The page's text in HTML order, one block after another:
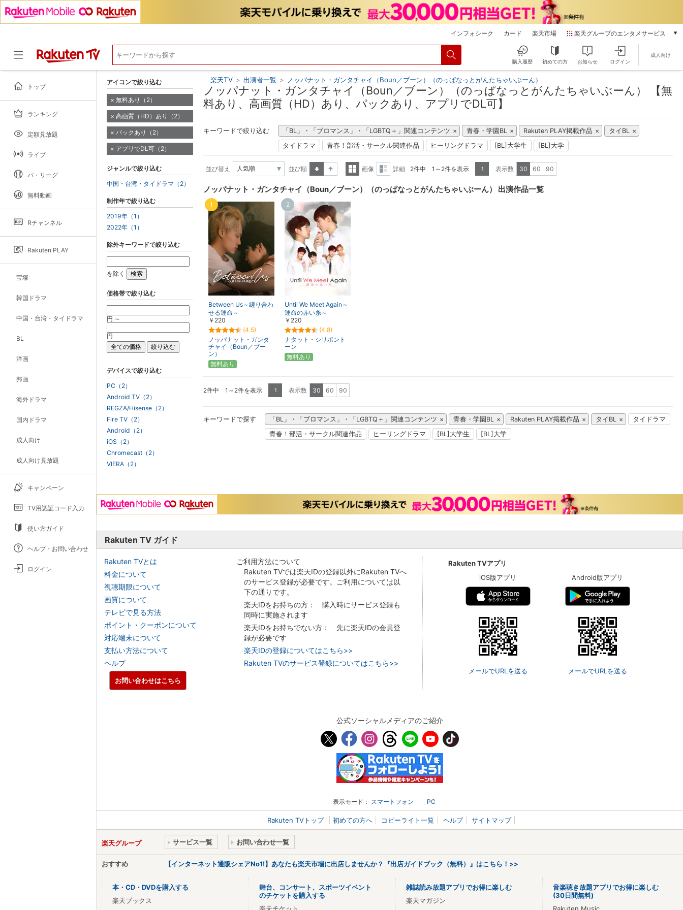
インフォシーク カード 楽天市場 楽天グループのエンタメサービス
本/ゲーム/CD/DVD
電子書籍
楽天マガジン
動画配信
購入履歴 初めての方 お知らせ ログイン
成人向け
トップ
ランキング
定額見放題
ライブ
パ・リーグ
無料動画
Rチャンネル
Rakuten PLAY
宝塚
韓国ドラマ
中国・台湾・タイドラマ
BL
洋画
邦画
海外ドラマ
国内ドラマ
成人向け
成人向け見放題
キャンペーン
TV用認証コード入力
使い方ガイド
ヘルプ・お問い合わせ
ログイン
楽天TV > 出演者一覧 > ノッパナット・ガンタチャイ（Boun／ブーン）（のっぱなっとがんたちゃいぶーん）
ノッパナット・ガンタチャイ（Boun／ブーン）（のっぱなっとがんたちゃいぶーん） 【無
料あり、高画質（HD）あり、パックあり、アプリでDL可】
キーワードで絞り込む 「BL」・「ブロマンス」・「LGBTQ＋」関連コンテンツ 青春・学園BL Rakuten PLAY掲載作品
タイBL
タイドラマ
青春！部活・サークル関連作品 ヒーリングドラマ [BL]大学生 [BL]大学
並び替え
並び順
画像
表示
詳細 2件中 1～2件を表示 1 表示数 30 60 90
ノッパナット・ガンタチャイ（Boun／ブーン）（のっぱなっとがんたちゃいぶーん） 出演作品一覧
Between Us～縒り合わ
せる運命～
￥220
(4.5)
ノッパナット・ガンタ
チャイ（Boun／ブー
ン）
1
無料あり
Until We Meet Again～
運命の赤い糸～
￥220
(4.8)
ナタット・シリポント
ーン
2
無料あり
2件中 1～2件を表示 1 表示数 30 60 90
キーワードで探す 「BL」・「ブロマンス」・「LGBTQ＋」関連コンテンツ 青春・学園BL Rakuten PLAY掲載作品 タイBL
タイドラマ
青春！部活・サークル関連作品
ヒーリングドラマ [BL]大学生 [BL]大学
アイコンで絞り込む
無料あり（2）
高画質（HD）あり（2）
パックあり（2）
アプリでDL可（2）
ジャンルで絞り込む
中国・台湾・タイドラマ（2）
制作年で絞り込む
2019年（1）
2022年（1）
除外キーワードで絞り込む
を除く
価格帯で絞り込む
円 ～
円
デバイスで絞り込む
PC（2）
Android TV（2）
REGZA/Hisense（2）
Fire TV（2）
Android（2）
iOS（2）
Chromecast（2）
VIERA（2）
Rakuten TV ガイド
Rakuten TVとは
料金について
視聴期限について
画質について
テレビで見る方法
ポイント・クーポンについて
対応端末について
支払い方法について
ヘルプ
ご利用方法について
Rakuten TVでは楽天IDの登録以外にRakuten TVへ
のサービス登録が必要です。ご利用については以
下の通りです。
楽天IDをお持ちの方： 購入時にサービス登録も
同時に実施されます
楽天IDをお持ちでない方： 先に楽天IDの会員登
録が必要です
楽天IDの登録についてはこちら>>
Rakuten TVのサービス登録についてはこちら>>
Rakuten TVアプリ
iOS版アプリ
メールでURLを送る
Android版アプリ
メールでURLを送る
お問い合わせはこちら
公式ソーシャルメディアのご紹介
表示モード： スマートフォン PC
Rakuten TVトップ 初めての方へ コピーライト一覧 ヘルプ サイトマップ
楽天グループ サービス一覧 お問い合わせ一覧
おすすめ 【インターネット通販シェアNo1!】あなたも楽天市場に出店しませんか？『出店ガイドブック（無料）』はこちら！>>
本・CD・DVDを購入する
楽天ブックス
舞台、コンサート、スポーツイベント
のチケットを購入する
楽天チケット
雑誌読み放題アプリでお得に楽しむ
楽天マガジン
音楽聴き放題アプリでお得に楽しむ
(30日間無料)
Rakuten Music